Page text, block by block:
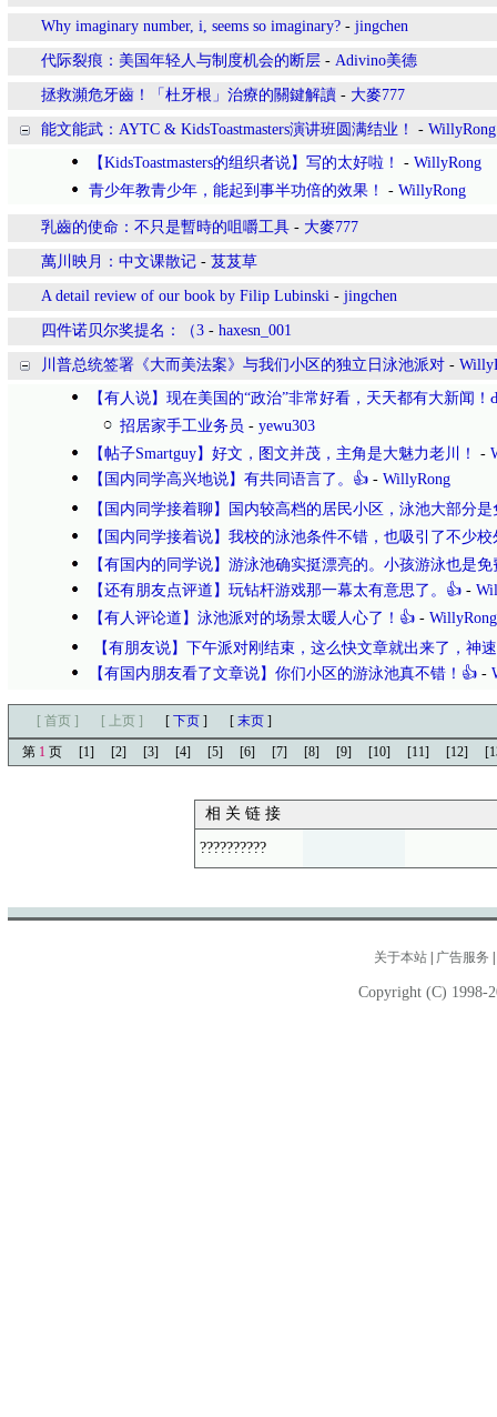
Why imaginary number, i, seems so imaginary? - jingchen
代际裂痕：美国年轻人与制度机会的断层 - Adivino美德
拯救瀕危牙齒！「杜牙根」治療的關鍵解讀 - 大麥777
能文能武：AYTC & KidsToastmasters演讲班圆满结业！ - WillyRong
【KidsToastmasters的组织者说】写的太好啦！
- WillyRong
青少年教青少年，能起到事半功倍的效果！
- WillyRong
乳齒的使命：不只是暫時的咀嚼工具 - 大麥777
萬川映月：中文课散记 - 芨芨草
A detail review of our book by Filip Lubinski - jingchen
四件诺贝尔奖提名：（3 - haxesn_001
川普总统签署《大而美法案》与我们小区的独立日泳池派对 -
【有人说】现在美国的“政治”非常好看，天天都有大新闻！
招居家手工业务员 - yewu303
【帖子Smartguy】好文，图文并茂，主角是大魅力老川！
-
【国内同学高兴地说】有共同语言了。👍 - WillyRong
【国内同学接着聊】国内较高档的居民小区，泳池大部分
【国内同学接着说】我校的泳池条件不错，也吸引了不少
【有国内的同学说】游泳池确实挺漂亮的。小孩游泳也是
【还有朋友点评道】玩钻杆游戏那一幕太有意思了。👍 -
【有人评论道】泳池派对的场景太暖人心了！👍 - WillyRong
【有朋友说】下午派对刚结束，这么快文章就出来了，神
【有国内朋友看了文章说】你们小区的游泳池真不错！👍 -
[ 首页 ] [ 上页 ] [ 下页 ] [ 末页 ]
第 1 页 [1] [2] [3] [4] [5] [6] [7] [8] [9] [10] [11] [12]
相 关 链 接
??????????
关于本站 广告服务
Copyright (C) 1998-